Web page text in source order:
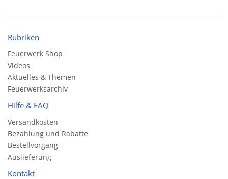
Rubriken
Feuerwerk Shop
Videos
Aktuelles & Themen
Feuerwerksarchiv
Hilfe & FAQ
Versandkosten
Bezahlung und Rabatte
Bestellvorgang
Auslieferung
Kontakt